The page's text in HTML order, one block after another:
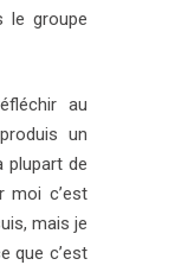
le groupe
au
un
plupart de
moi c’est
mais je
que c’est